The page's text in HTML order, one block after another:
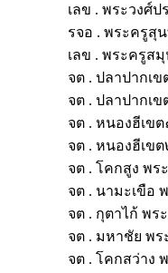
เลข . พระวงศ์
รจอ . พระครูสุ
เลข . พระครูส
จต . ปลาปากเ
จต . ปลาปากเ
จต . หนองฮีเข
จต . หนองฮีเข
จต . โคกสูง พ
จต . นามะเขือ
จต . กุตาไก้ พ
จต . มหาชัย พ
จต . โคกสว่าง